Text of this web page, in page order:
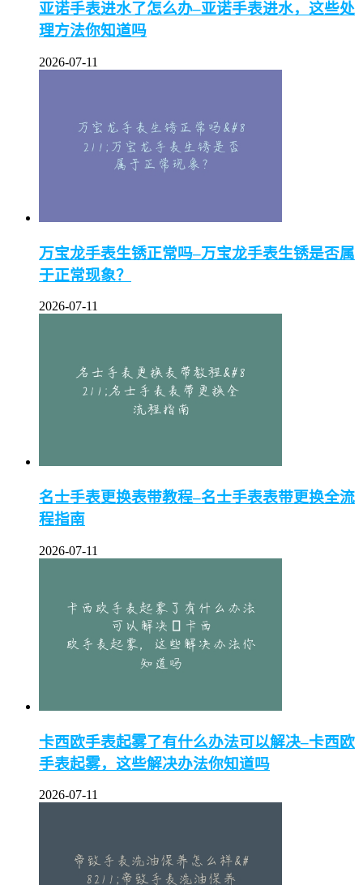
亚诺手表进水了怎么办–亚诺手表进水，这些处
理方法你知道吗
2026-07-11
万宝龙手表生锈正常吗–万宝龙手表生锈是否属
于正常现象？
2026-07-11
名士手表更换表带教程–名士手表表带更换全流
程指南
2026-07-11
卡西欧手表起雾了有什么办法可以解决–卡西欧
手表起雾，这些解决办法你知道吗
2026-07-11